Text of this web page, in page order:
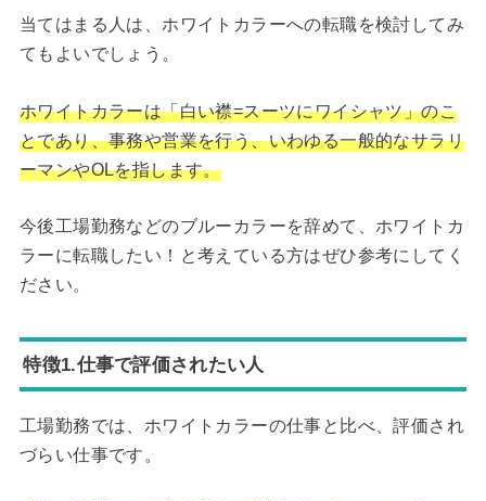
当てはまる人は、ホワイトカラーへの転職を検討してみ
てもよいでしょう。
ホワイトカラーは「白い襟=スーツにワイシャツ」のこ
とであり、事務や営業を行う、いわゆる一般的なサラリ
ーマンやOLを指します。
今後工場勤務などのブルーカラーを辞めて、ホワイトカ
ラーに転職したい！と考えている方はぜひ参考にしてく
ださい。
特徴1.仕事で評価されたい人
工場勤務では、ホワイトカラーの仕事と比べ、評価され
づらい仕事です。